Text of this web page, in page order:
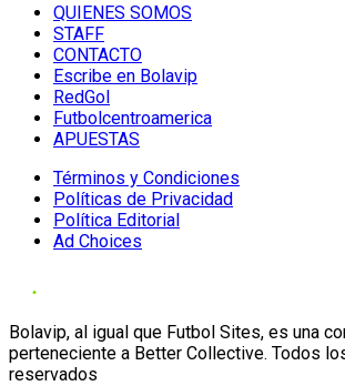
QUIENES SOMOS
STAFF
CONTACTO
Escribe en Bolavip
RedGol
Futbolcentroamerica
APUESTAS
Términos y Condiciones
Políticas de Privacidad
Política Editorial
Ad Choices
Bolavip, al igual que Futbol Sites, es una
perteneciente a Better Collective. Todos
reservados